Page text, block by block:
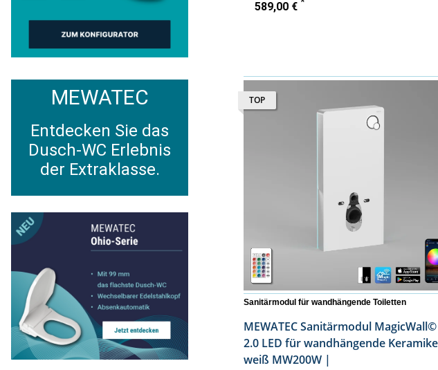
589,00 €
TOP
Sanitärmodul für wandhängende Toiletten
MEWATEC Sanitärmodul MagicWall©
2.0 LED für wandhängende
weiß MW200W |
MEWATEC
Entdecken Sie das
Dusch-WC Erlebnis
der Extraklasse.